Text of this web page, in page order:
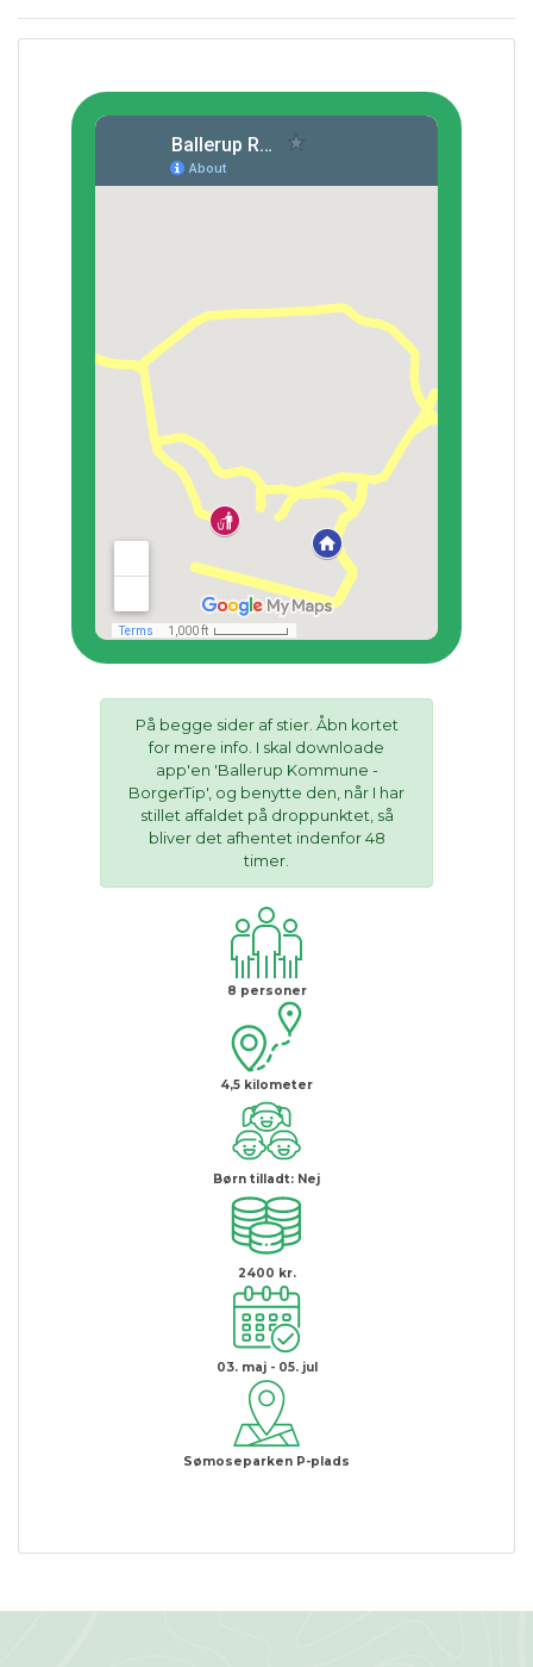
På begge sider af stier. Åbn kortet
for mere info. I skal downloade
app'en 'Ballerup Kommune -
BorgerTip', og benytte den, når I har
stillet affaldet på droppunktet, så
bliver det afhentet indenfor 48
timer.
8 personer
4,5 kilometer
Børn tilladt: Nej
2400 kr.
03. maj - 05. jul
Sømoseparken P-plads